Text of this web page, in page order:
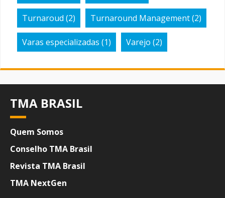
Turnaroud (2) Turnaround Management(2)
Varas especializadas (1) Varejo (2)
TMA BRASIL
Quem Somos
Conselho TMA Brasil
Revista TMA Brasil
TMA NextGen